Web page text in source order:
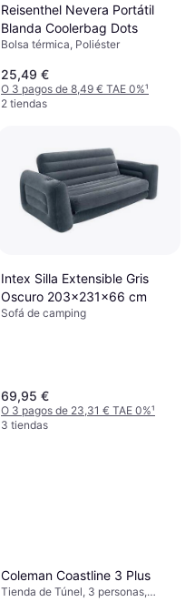
Reisenthel Nevera Portátil
Blanda Coolerbag Dots
Bolsa térmica, Poliéster
25,49 €
O 3 pagos de 8,49 € TAE 0%¹
2 tiendas
Intex Silla Extensible Gris
Oscuro 203x231x66 cm
Sofá de camping
69,95 €
O 3 pagos de 23,31 € TAE 0%¹
3 tiendas
Coleman Coastline 3 Plus
Tienda de Túnel, 3 personas,